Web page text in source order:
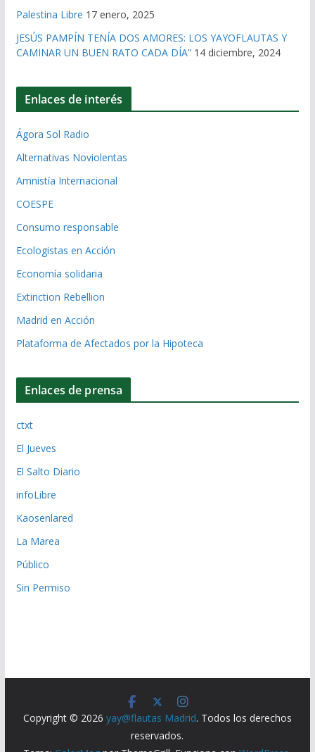
Palestina Libre 17 enero, 2025
JESÚS PAMPÍN TENÍA DOS AMORES: LOS YAYOFLAUTAS Y
CAMINAR UN BUEN RATO CADA DÍA” 14 diciembre, 2024
Enlaces de interés
Ágora Sol Radio
Alternativas Noviolentas
Amnistía Internacional
COESPE
Consumo responsable
Ecologistas en Acción
Economía solidaria
Extinction Rebellion
Madrid en Acción
Plataforma de Afectados por la Hipoteca
Enlaces de prensa
ctxt
El Jueves
El Salto Diario
infoLibre
Kaosenlared
La Marea
Público
Sin Permiso
Copyright © 2026 yay@flautas Madrid. Todos los derechos
reservados.